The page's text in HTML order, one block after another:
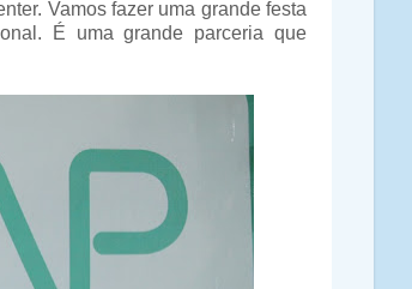
Vamos fazer uma grande festa
É uma grande parceria que